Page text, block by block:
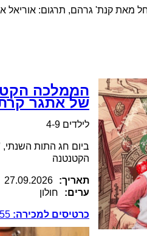
מאת קנת' גרהם, תרגום: אוריאל
הממלכה
של אתגר
לילדים 4-9
ביום חג התות
הקטנטנה
תאריך:
27.09.2026
ערים:
חולון
כרטיסים למכירה: 55